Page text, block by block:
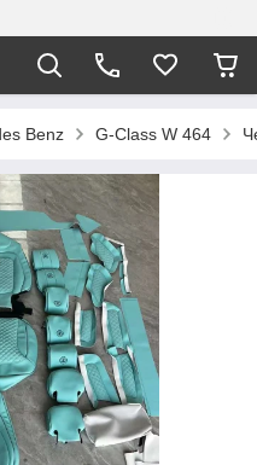
Benz G-Class W 464